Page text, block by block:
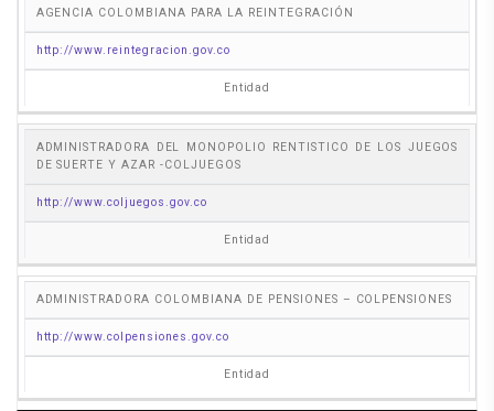
AGENCIA COLOMBIANA PARA LA REINTEGRACIÓN
http://www.reintegracion.gov.co
Entidad
ADMINISTRADORA DEL MONOPOLIO RENTISTICO DE LOS JUEGOS
DE SUERTE Y AZAR -COLJUEGOS
http://www.coljuegos.gov.co
Entidad
ADMINISTRADORA COLOMBIANA DE PENSIONES – COLPENSIONES
http://www.colpensiones.gov.co
Entidad